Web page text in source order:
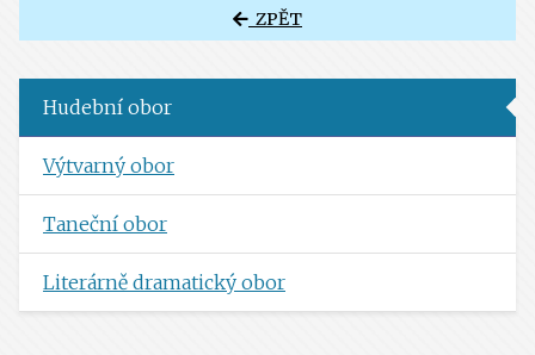
ZPĚT
Hudební obor
Výtvarný obor
Taneční obor
Literárně dramatický obor